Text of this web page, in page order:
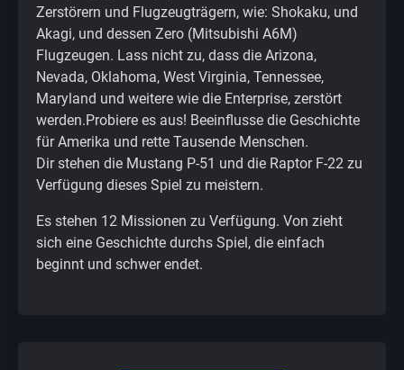
Zerstörern und Flugzeugträgern, wie: Shokaku, und
Akagi, und dessen Zero (Mitsubishi A6M)
Flugzeugen. Lass nicht zu, dass die Arizona,
Nevada, Oklahoma, West Virginia, Tennessee,
Maryland und weitere wie die Enterprise, zerstört
werden.Probiere es aus! Beeinflusse die Geschichte
für Amerika und rette Tausende Menschen.
Dir stehen die Mustang P-51 und die Raptor F-22 zu
Verfügung dieses Spiel zu meistern.
Es stehen 12 Missionen zu Verfügung. Von zieht
sich eine Geschichte durchs Spiel, die einfach
beginnt und schwer endet.